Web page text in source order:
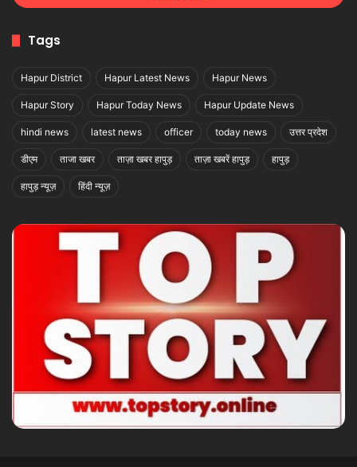
Tags
Hapur District Hapur Latest News Hapur News
Hapur Story Hapur Today News Hapur Update News
hindi news latest news officer today news उत्तर प्रदेश
डीएम ताजा खबर ताज़ा खबर हापुड़ ताज़ा खबरें हापुड़ हापुड़
हापुड़ न्यूज़ हिंदी न्यूज़